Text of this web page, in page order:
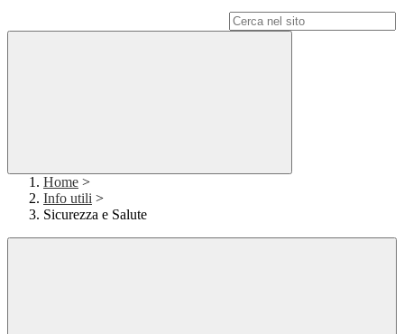
Home >
Info utili >
Sicurezza e Salute